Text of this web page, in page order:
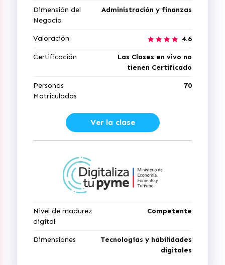
Dimensión del
Negocio
Administración y finanzas
Valoración 4.6
Certificación
Las Clases en vivo no
tienen Certificado
Personas
Matriculadas
70
Ver la clase
Nivel de madurez
digital
Competente
Dimensiones
Tecnologías y habilidades
digitales